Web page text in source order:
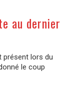
au dernier
présent lors du
le coup